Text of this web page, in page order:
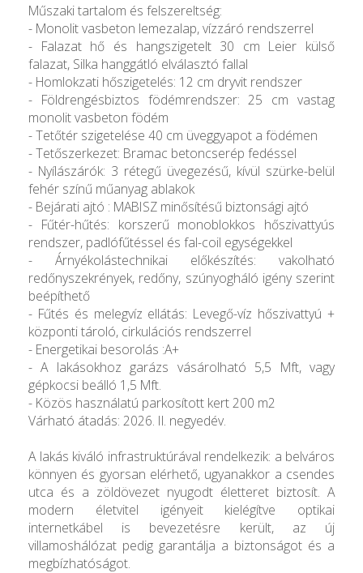
Műszaki tartalom és felszereltség:
- Monolit vasbeton lemezalap, vízzáró rendszerrel
- Falazat hő és hangszigetelt 30 cm Leier külső
falazat, Silka hanggátló elválasztó fallal
- Homlokzati hőszigetelés: 12 cm dryvit rendszer
- Földrengésbiztos födémrendszer: 25 cm vastag
monolit vasbeton födém
- Tetőtér szigetelése 40 cm üveggyapot a födémen
- Tetőszerkezet: Bramac betoncserép fedéssel
- Nyílászárók: 3 rétegű üvegezésű, kívül szürke-belül
fehér színű műanyag ablakok
- Bejárati ajtó : MABISZ minősítésű biztonsági ajtó
- Fűtér-hűtés: korszerű monoblokkos hőszivattyús
rendszer, padlófűtéssel és fal-coil egységekkel
- Árnyékolástechnikai előkészítés: vakolható
redőnyszekrények, redőny, szúnyogháló igény szerint
beépíthető
- Fűtés és melegvíz ellátás: Levegő-víz hőszivattyú +
központi tároló, cirkulációs rendszerrel
- Energetikai besorolás :A+
- A lakásokhoz garázs vásárolható 5,5 Mft, vagy
gépkocsi beálló 1,5 Mft.
- Közös használatú parkosított kert 200 m2
Várható átadás: 2026. Il. negyedév.
A lakás kiváló infrastruktúrával rendelkezik: a belváros
könnyen és gyorsan elérhető, ugyanakkor a csendes
utca és a zöldövezet nyugodt életteret biztosít. A
modern életvitel igényeit kielégítve optikai
internetkábel is bevezetésre került, az új
villamoshálózat pedig garantálja a biztonságot és a
megbízhatóságot.